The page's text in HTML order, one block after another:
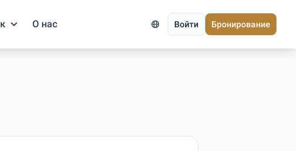
Войти Бронирование
О нас